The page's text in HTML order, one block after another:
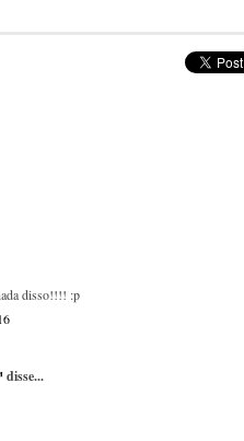
disso!!!! :p
disse...